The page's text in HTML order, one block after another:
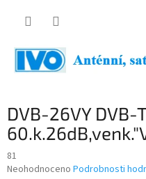
DVB-26VY DVB-
81
Průměrné
Neohodnoceno Podrobnosti